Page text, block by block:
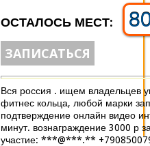
ОСТАЛОСЬ МЕСТ:
ЗАПИСАТЬСЯ
Вся россия . ищем владельцев
фитнес кольца, любой марки
подтверждение онлайн видео
минут. вознаграждение 3000 р
участие: ***@***.**